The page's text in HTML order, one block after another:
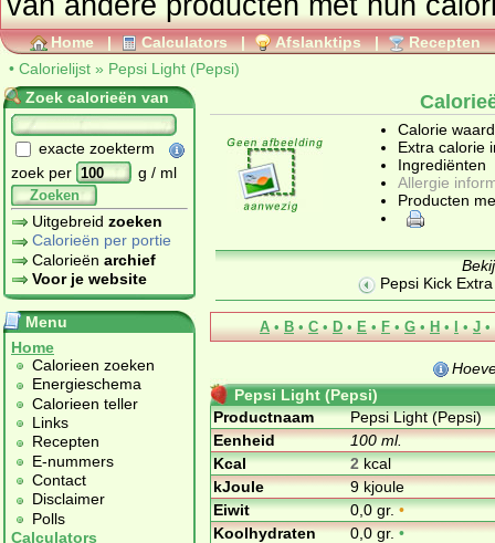
Home | Calculators | Afslanktips | Recepten
• Calorielijst » Pepsi Light (Pepsi)
Zoek calorieën van
exacte zoekterm
zoek per
g / ml
Zoeken
Uitgebreid zoeken
Calorieën per portie
Calorieën archief
Voor je website
Menu
Home
Calorieen zoeken
Energieschema
Calorieen teller
Links
Recepten
E-nummers
Contact
Disclaimer
Polls
Calculators
Calorie
Extra calorie
Ingrediënten
Allergie
Producten
Pepsi Kick
A • B • C • D • E • F • G • H • I • J •
Pepsi Light (Pepsi)
Productnaam
Pepsi Light (Pepsi)
Eenheid
100 ml.
Kcal
2kcal
kJoule
9 kjoule
Eiwit
0,0 gr.•
Koolhydraten
0,0 gr.•